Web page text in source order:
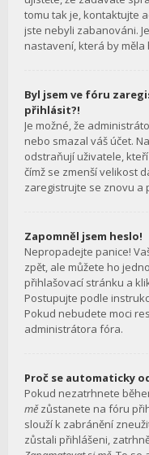
tomu tak je, kontaktujte
jste nebyli zabanováni.
nastavení, která by
Byl jsem ve fóru
přihlásit?!
Je možné, že
nebo smazal váš účet.
odstraňují uživatele,
čímž se zmenší velikost
zaregistrujte se znovu a
Zapomněl jsem heslo!
Nepropadejte panice!
zpět, ale můžete ho
přihlašovací stránku a
Postupujte podle
Pokud nebudete moci
administrátora fóra.
Proč se automaticky
Pokud nezatrhnete
mězůstanete na fóru
slouží k zabránění
zůstali přihlášeni,